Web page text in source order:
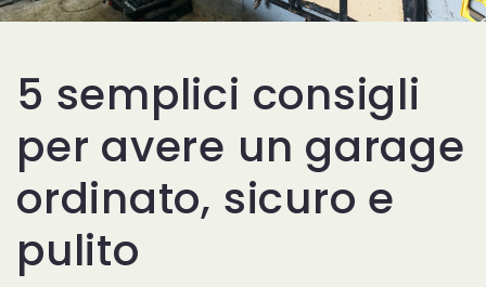
5 semplici consigli
per avere un garage
ordinato, sicuro e
pulito